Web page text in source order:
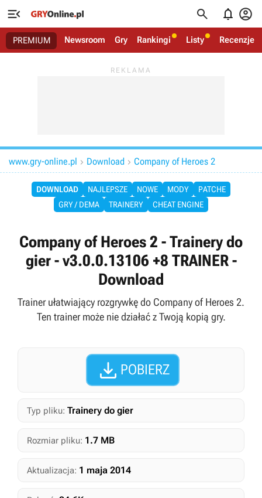
   
PREMIUM Newsroom Gry Rankingi Listy Recenzje
www.gry-online.pl  Download  Company of Heroes 2
DOWNLOAD NAJLEPSZE NOWE MODY
PATCHE
GRY / DEMA
TRAINERY CHEAT ENGINE
Company of Heroes 2 - Trainery do
gier - v3.0.0.13106 +8 TRAINER -
Download
Trainer ułatwiający rozgrywkę do Company of Heroes 2.
Ten trainer może nie działać z Twoją kopią gry.
 POBIERZ
Typ pliku: Trainery do gier
Rozmiar pliku: 1.7 MB
Aktualizacja: 1 maja 2014